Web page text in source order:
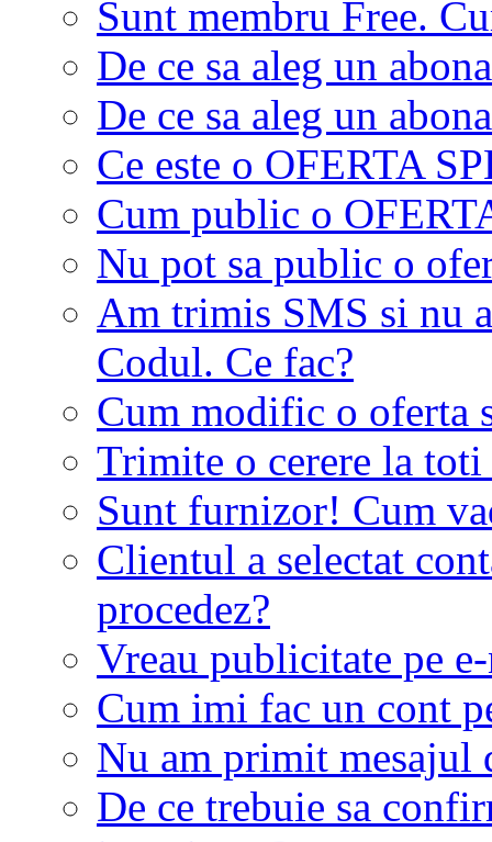
Sunt membru Free.
De ce sa aleg un
De ce sa aleg un
Ce este o OFERTA
Cum public o
Nu pot sa public o
Am trimis SMS si nu
Codul. Ce fac?
Cum modific o oferta
Trimite o cerere la
Sunt furnizor! Cum
Clientul a selectat
procedez?
Vreau publicitate pe
Cum imi fac un cont
Nu am primit mesajul
De ce trebuie sa